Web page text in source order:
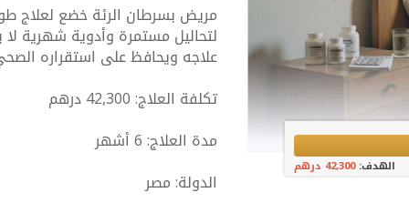
الهدف:42,300 درهم
مريض بسرطان الرئة خضع لعلاج
لتحاليل مستمرة وأدوية شهرية
علاجه ويحافظ على استقراره
تكلفة العلاج: 42,300 درهم
مدة العلاج: 6 أشهر
الدولة: مصر